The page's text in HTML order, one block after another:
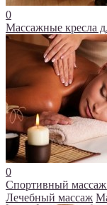
0
Массажные кресла
0
Спортивный массаж
Лечебный массаж